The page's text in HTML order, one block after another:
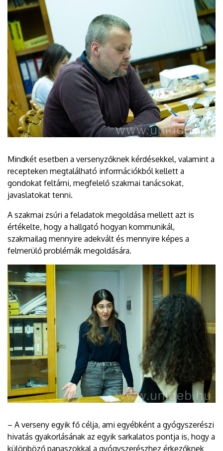
Mindkét esetben a versenyzőknek kérdésekkel, valamint a
recepteken megtalálható információkból kellett a
gondokat feltárni, megfelelő szakmai tanácsokat,
javaslatokat tenni.
A szakmai zsűri a feladatok megoldása mellett azt is
értékelte, hogy a hallgató hogyan kommunikál,
szakmailag mennyire adekvált és mennyire képes a
felmerülő problémák megoldására.
– A verseny egyik fő célja, ami egyébként a gyógyszerészi
hivatás gyakorlásának az egyik sarkalatos pontja is, hogy a
különböző panaszokkal a gyógyszerészhez érkezőknek